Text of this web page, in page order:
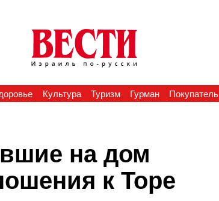
Культура Туризм Гурман Покупатель
на дом
к Торе